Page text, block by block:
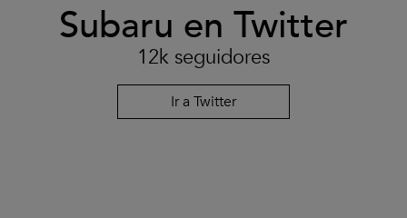
Subaru en Twitter
12k seguidores
Ir a Twitter